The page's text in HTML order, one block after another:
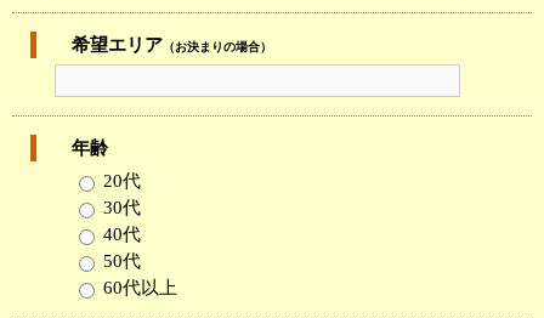
希望エリア （お決まりの場合）
年齢
20代
30代
40代
50代
60代以上